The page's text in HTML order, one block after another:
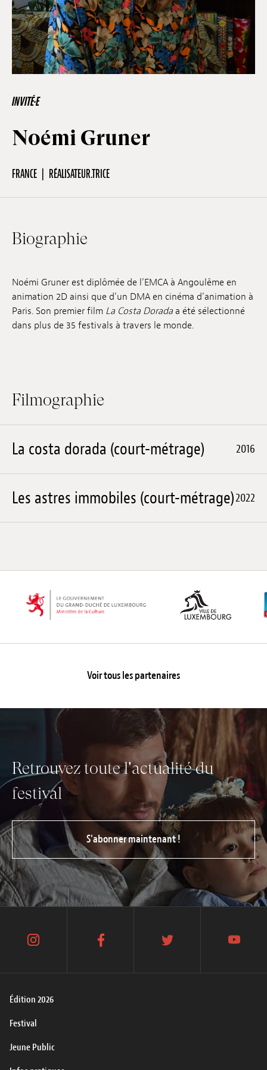
Hors-Festival
Infos pratiques
FR EN DE
Emplois
Soumissions
INVITÉ·E
Noémi Gruner
FRANCE RÉALISATEUR.TRICE
Biographie
Noémi Gruner est diplômée de l’EMCA à Angoulême en
animation 2D ainsi que d’un DMA en cinéma d’animation à
Paris. Son premier film La Costa Dorada a été sélectionné
dans plus de 35 festivals à travers le monde.
Filmographie
La costa dorada (court-métrage) 2016
Les astres immobiles (court-métrage)2022
Voir tous les partenaires
Retrouvez toute l'actualité du
festival
S’abonner maintenant !
Édition 2026
Festival
Jeune Public
instagram facebook twitter youtube